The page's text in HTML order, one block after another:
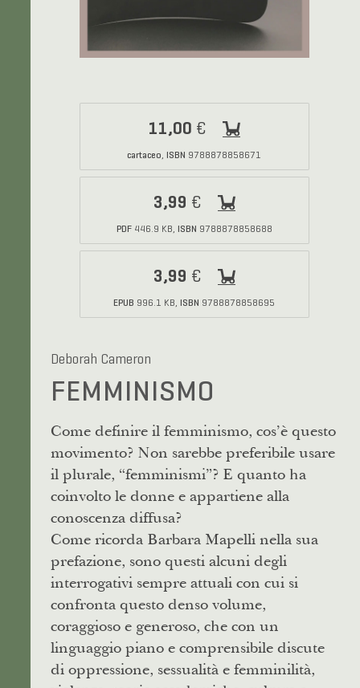
11,00 €
cartaceo, ISBN 9788878858671
3,99 €
PDF446.9 KB, ISBN 9788878858688
3,99 €
EPUB 996.1 KB, ISBN 9788878858695
Deborah Cameron
FEMMINISMO
Come definire il femminismo, cos’è questo
movimento? Non sarebbe preferibile usare
il plurale, “femminismi”? E quanto ha
coinvolto le donne e appartiene alla
conoscenza diffusa?
Come ricorda Barbara Mapelli nella sua
prefazione, sono questi alcuni degli
interrogativi sempre attuali con cui si
confronta questo denso volume,
coraggioso e generoso, che con un
linguaggio piano e comprensibile discute
di oppressione, sessualità e femminilità,